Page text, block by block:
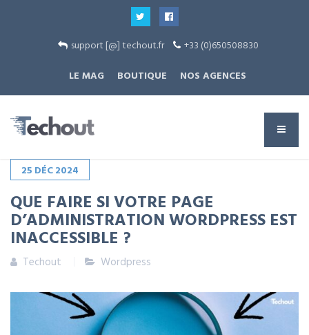
support [@] techout.fr
+33 (0)650508830
LE MAG
BOUTIQUE NOS AGENCES
25 DÉC2024
QUE FAIRE SI VOTRE PAGE
D’ADMINISTRATION WORDPRESS EST
INACCESSIBLE ?
Techout Wordpress